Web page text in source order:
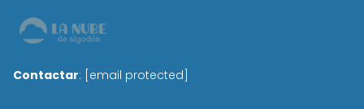
Contactar: [email protected]